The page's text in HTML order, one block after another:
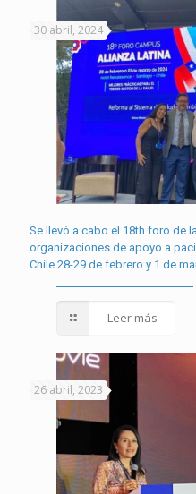
30 abril, 2024
Se llevó a cabo el 18th foro de
organizaciones de apoyo a
Chile 28-29 de febrero y 1 de
Leer más
26 abril, 2023